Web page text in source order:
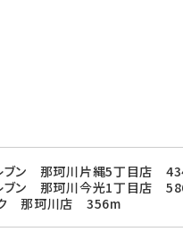
ブン 那珂川片縄5丁目店
ブン 那珂川今光1丁目店
ク 那珂川店 356m